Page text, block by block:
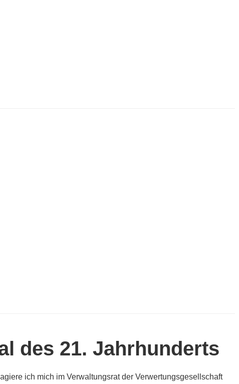
des 21. Jahrhunderts
ich mich im Verwaltungsrat der Verwertungsgesellschaft